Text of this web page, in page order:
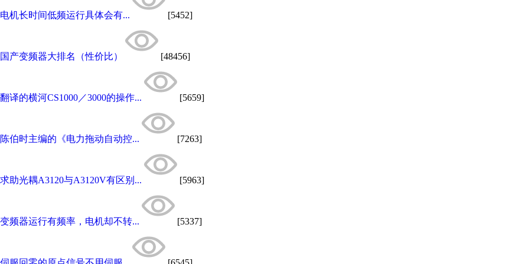
电机长时间低频运行具体会有... [5452]
国产变频器大排名（性价比） [48456]
翻译的横河CS1000／3000的操作... [5659]
陈伯时主编的《电力拖动自动控... [7263]
求助光耦A3120与A3120V有区别... [5963]
变频器运行有频率，电机却不转... [5337]